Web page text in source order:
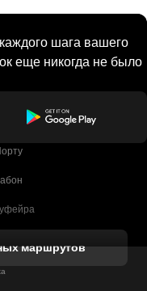
шага вашего
еще никогда не было
маршрутов